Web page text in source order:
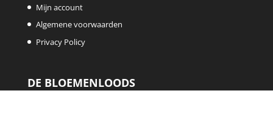
Mijn account
Algemene voorwaarden
Privacy Policy
DE BLOEMENLOODS